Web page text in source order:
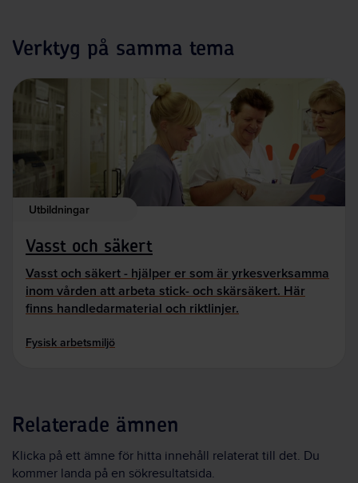
Verktyg på samma tema
Utbildningar
Vasst och säkert
Vasst och säkert - hjälper er som är yrkesverksamma
inom vården att arbeta stick- och skärsäkert. Här
finns handledarmaterial och riktlinjer.
Fysisk arbetsmiljö
Relaterade ämnen
Klicka på ett ämne för hitta innehåll relaterat till det. Du
kommer landa på en sökresultatsida.